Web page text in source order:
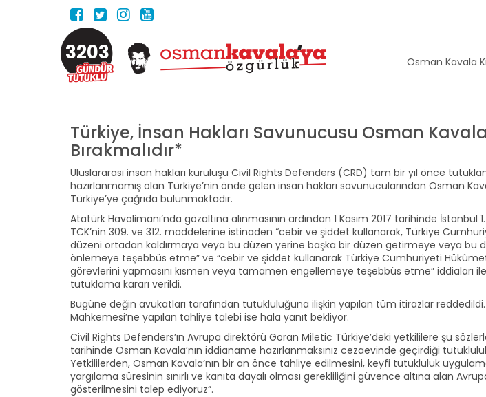
3203 Osman Kavala
Türkiye, İnsan Hakları Savunucusu Osman
Bırakmalıdır*
Uluslararası insan hakları kuruluşu Civil Rights Defenders (CRD) tam bir yıl önce
hazırlanmamış olan Türkiye’nin önde gelen insan hakları savunucularından Osman
Türkiye’ye çağrıda bulunmaktadır.
Atatürk Havalimanı’nda gözaltına alınmasının ardından 1 Kasım 2017 tarihinde İstanbul
TCK’nin 309. ve 312. maddelerine istinaden “cebir ve şiddet kullanarak, Türkiye
düzeni ortadan kaldırmaya veya bu düzen yerine başka bir düzen getirmeye veya bu
önlemeye teşebbüs etme” ve “cebir ve şiddet kullanarak Türkiye Cumhuriyeti
görevlerini yapmasını kısmen veya tamamen engellemeye teşebbüs etme” iddiaları
tutuklama kararı verildi.
Bugüne değin avukatları tarafından tutukluluğuna ilişkin yapılan tüm itirazlar reddedildi.
Mahkemesi’ne yapılan tahliye talebi ise hala yanıt bekliyor.
Civil Rights Defenders’ın Avrupa direktörü Goran Miletic Türkiye’deki yetkililere şu
tarihinde Osman Kavala’nın iddianame hazırlanmaksınız cezaevinde geçirdiği
Yetkililerden, Osman Kavala’nın bir an önce tahliye edilmesini, keyfi tutukluluk
yargılama süresinin sınırlı ve kanıta dayalı olması gerekliliğini güvence altına alan
gösterilmesini talep ediyoruz”.